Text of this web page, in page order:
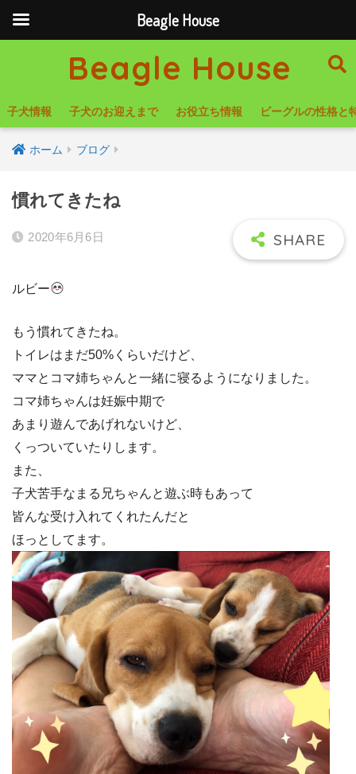
Beagle House
子犬情報 子犬のお迎えまで お役立ち情報 ビーグルの性格と
ホーム ブログ
慣れてきたね
2020年6月6日
ルビー
もう慣れてきたね。
トイレはまだ50%くらいだけど、
ママとコマ姉ちゃんと一緒に寝るようになりました。
コマ姉ちゃんは妊娠中期で
あまり遊んであげれないけど、
くっついていたりします。
また、
子犬苦手なまる兄ちゃんと遊ぶ時もあって
皆んな受け入れてくれたんだと
ほっとしてます。
Beagle House